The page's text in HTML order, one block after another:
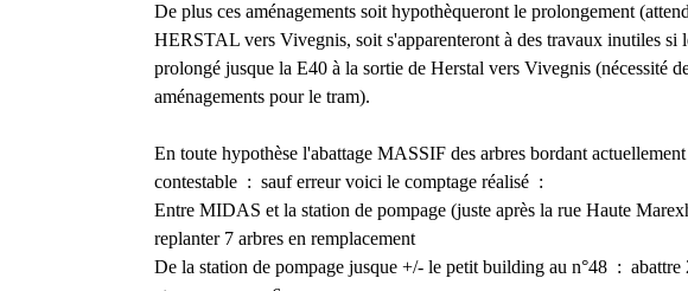
De plus ces aménagements soit hypothèqueront le prolongement
HERSTAL vers Vivegnis, soit s'apparenteront à des travaux inutiles si
prolongé jusque la E40 à la sortie de Herstal vers Vivegnis (nécessité
aménagements pour le tram).
En toute hypothèse l'abattage MASSIF des arbres bordant
contestable : sauf erreur voici le comptage réalisé :
Entre MIDAS et la station de pompage (juste après la rue Haute
replanter 7 arbres en remplacement
De la station de pompage jusque +/- le petit building au n°48 : abattre